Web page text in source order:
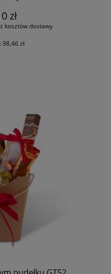
zł
kosztów dostawy
98,46 zł